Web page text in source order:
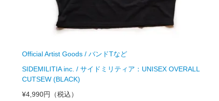
Official Artist Goods / バンドTなど
SIDEMILITIA inc. / サイドミリティア：UNISEX OVERALL
CUTSEW (BLACK)
¥4,990円
（税込）